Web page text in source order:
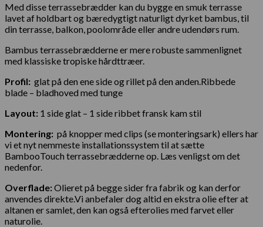
Med disse terrassebrædder kan du bygge en smuk terrasse
lavet af holdbart og bæredygtigt naturligt dyrket bambus, til
din terrasse, balkon, poolområde eller andre udendørs rum.
Bambus terrassebrædderne er mere robuste sammenlignet
med klassiske tropiske hårdttræer.
Profil: glat på den ene side og rillet på den anden.Ribbede
blade – bladhoved med tunge
Layout: 1 side glat – 1 side ribbet fransk kam stil
Montering: på knopper med clips (se monteringsark) ellers har
vi et nyt nemmeste installationssystem til at sætte
BambooTouch terrassebrædderne op. Læs venligst om det
nedenfor.
Overflade:Olieret på begge sider fra fabrik og kan derfor
anvendes direkte.Vi anbefaler dog altid en ekstra olie efter at
altanen er samlet, den kan også efterolies med farvet eller
naturolie.